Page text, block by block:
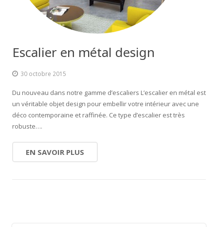
Escalier extérieur
Escalier en métal design
30 octobre 2015
Du nouveau dans notre gamme d’escaliers L’escalier en métal est
un véritable objet design pour embellir votre intérieur avec une
déco contemporaine et raffinée. Ce type d’escalier est très
robuste….
EN SAVOIR PLUS